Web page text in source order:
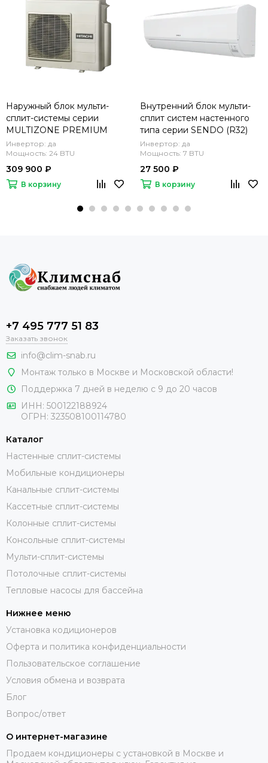
Наружный блок мульти-
сплит-системы серии
MULTIZONE PREMIUM
(R32) RAM-70NP4E
Инвертор: да
Мощность: 24 BTU
309 900 ₽
В корзину
Внутренний блок мульти-
сплит систем настенного
типа серии SENDO (R32)
RAK-15QPE
Инвертор: да
Мощность: 7 BTU
27 500 ₽
В корзину
+7 495 777 51 83
Заказать звонок
info@clim-snab.ru
Монтаж только в Москве и Московской области!
Поддержка 7 дней в неделю с 9 до 20 часов
ИНН: 500122188924
ОГРН: 323508100114780
Каталог
Настенные сплит-системы
Мобильные кондиционеры
Канальные сплит-системы
Кассетные сплит-системы
Колонные сплит-системы
Консольные сплит-системы
Мульти-сплит-системы
Потолочные сплит-системы
Тепловые насосы для бассейна
Нижнее меню
Установка кодиционеров
Оферта и политика конфиденциальности
Пользовательское соглашение
Условия обмена и возврата
Блог
Вопрос/ответ
О интернет-магазине
Продаем кондиционеры с установкой в Москве и